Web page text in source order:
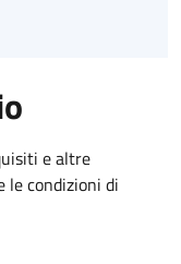
e altre
condizioni di